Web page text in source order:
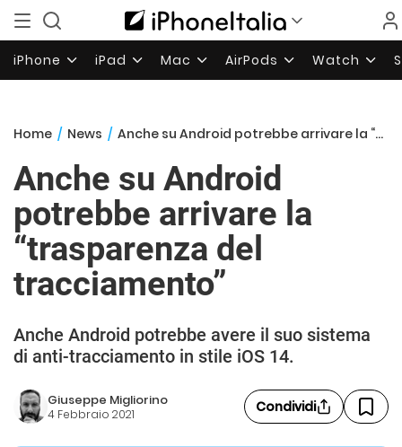
iPhone iPad Mac AirPods Watch
Home / News / Anche su Android potrebbe arrivare la “trasparenza del tracciamento”
Anche su Android
potrebbe arrivare la
“trasparenza del
tracciamento”
Anche Android potrebbe avere il suo sistema
di anti-tracciamento in stile iOS 14.
Giuseppe Migliorino
4 Febbraio 2021 Condividi